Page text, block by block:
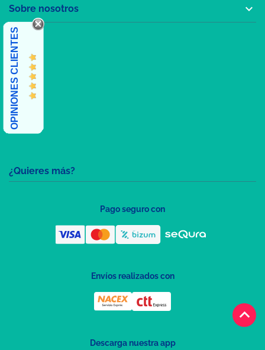
keyboard_arrow_up
¿Quieres más?
Sobre nosotros 
OPINIONES CLIENTES
Pago seguro con
Envíos realizados con
Descarga nuestra app